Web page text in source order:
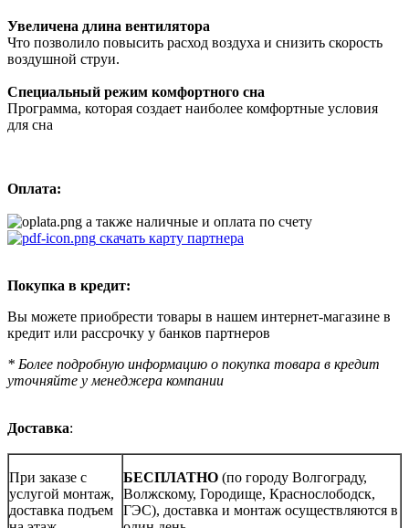
Увеличена длина вентилятора
Что позволило повысить расход воздуха и снизить скорость
воздушной струи.
Специальный режим комфортного сна
Программа, которая создает наиболее комфортные условия
для сна
Оплата:
а также наличные и оплата по счету
скачать карту партнера
Покупка в кредит:
Вы можете приобрести товары в нашем интернет-магазине в
кредит или рассрочку у банков партнеров
* Более подробную информацию о покупка товара в кредит
уточняйте у менеджера компании
Доставка:
При заказе с
услугой монтаж,
доставка подъем
БЕСПЛАТНО (по городу Волгограду,
Волжскому, Городище, Краснослободск,
ГЭС), доставка и монтаж осуществляются в